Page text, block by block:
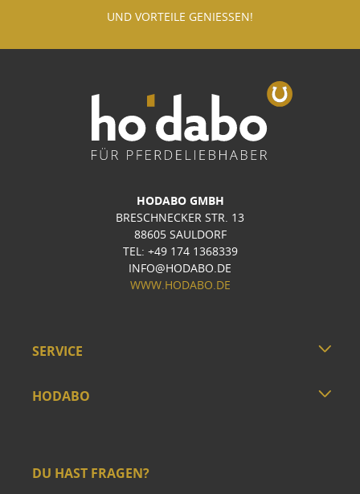
UND VORTEILE GENIESSEN!
HODABO GMBH
BRESCHNECKER STR. 13
88605 SAULDORF
TEL: +49 174 1368339
INFO@HODABO.DE
WWW.HODABO.DE
SERVICE
HODABO
DU HAST FRAGEN?